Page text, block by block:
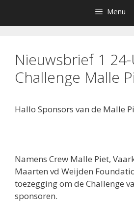
Menu
Nieuwsbrief 1
Challenge Malle
Hallo Sponsors van de Malle
Namens Crew Malle Piet,
Maarten vd Weijden
toezegging om de Challenge
sponsoren.